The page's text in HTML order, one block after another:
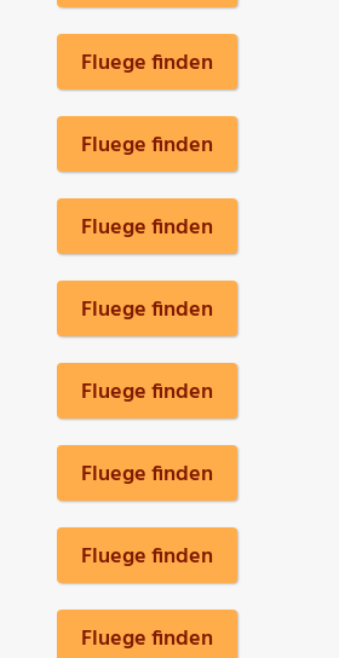
Fluege finden
Fluege finden
Fluege finden
Fluege finden
Fluege finden
Fluege finden
Fluege finden
Fluege finden